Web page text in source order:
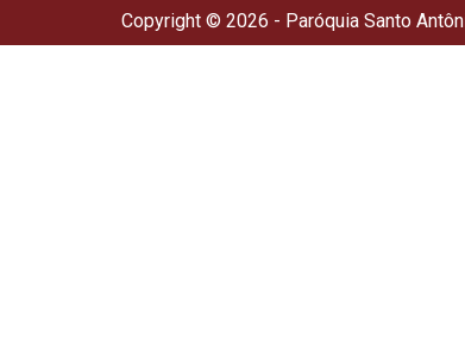
Copyright © 2026 - Paróquia Santo